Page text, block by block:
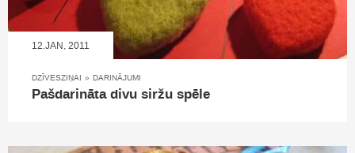
12.JAN, 2011
DZĪVESZIŅAI » DARINĀJUMI
Pašdarināta divu siržu spēle